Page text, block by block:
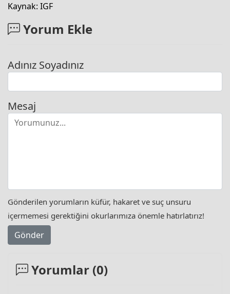
Kaynak: IGF
Yorum Ekle
Adınız Soyadınız
Mesaj
Gönderilen yorumların küfür, hakaret ve suç unsuru
içermemesi gerektiğini okurlarımıza önemle hatırlatırız!
Gönder
Yorumlar (0)